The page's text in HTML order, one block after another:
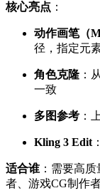
核心亮点 ：
动作画笔（
径，指定元
角色克隆 ：
一致
多图参考 ：
Kling 3 Edit
适合谁 ：需要高
者、游戏CG制作者